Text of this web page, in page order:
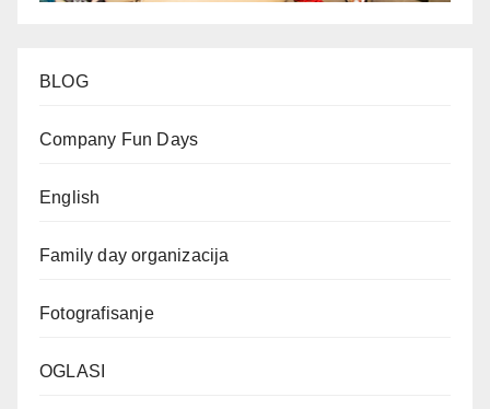
BLOG
Company Fun Days
English
Family day organizacija
Fotografisanje
OGLASI